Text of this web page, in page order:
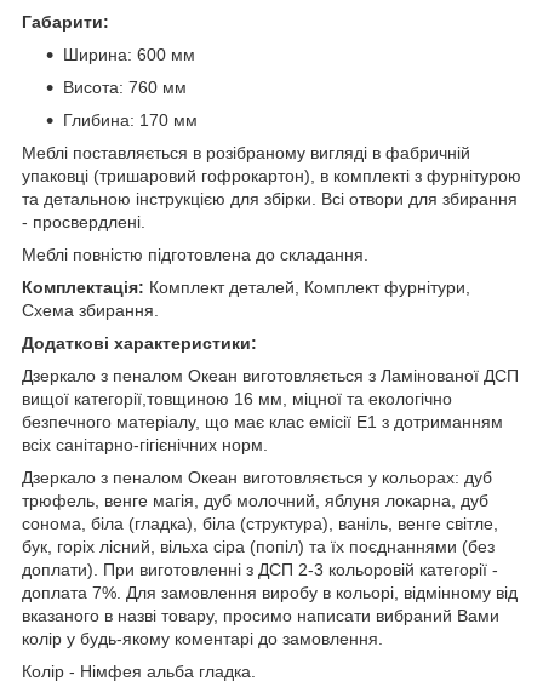
Габарити:
Ширина: 600 мм
Висота: 760 мм
Глибина: 170 мм
Меблі поставляється в розібраному вигляді в фабричній
упаковці (тришаровий гофрокартон), в комплекті з фурнітурою
та детальною інструкцією для збірки. Всі отвори для збирання
- просвердлені.
Меблі повністю підготовлена до складання.
Комплектація: Комплект деталей, Комплект фурнітури,
Схема збирання.
Додаткові характеристики:
Дзеркало з пеналом Океан виготовляється з Ламінованої ДСП
вищої категорії,товщиною 16 мм, міцної та екологічно
безпечного матеріалу, що має клас емісії Е1 з дотриманням
всіх санітарно-гігієнічних норм.
Дзеркало з пеналом Океан виготовляється у кольорах: дуб
трюфель, венге магія, дуб молочний, яблуня локарна, дуб
сонома, біла (гладка), біла (структура), ваніль, венге світле,
бук, горіх лісний, вільха сіра (попіл) та їх поєднаннями (без
доплати). При виготовленні з ДСП 2-3 кольоровій категорії -
доплата 7%. Для замовлення виробу в кольорі, відмінному від
вказаного в назві товару, просимо написати вибраний Вами
колір у будь-якому коментарі до замовлення.
Колір - Німфея альба гладка.